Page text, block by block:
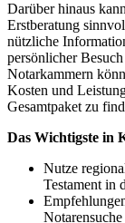
Darüber hinaus
Erstberatung
nützliche
persönlicher
Notarkammern
Kosten und
Gesamtpaket zu
Das Wichtigste in
Nutze
Testament in